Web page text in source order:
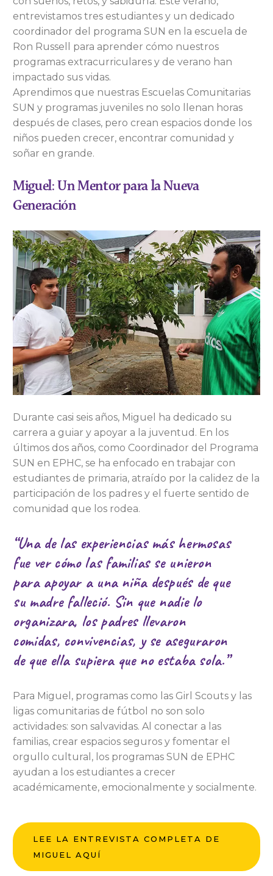
entrevistamos tres estudiantes y un dedicado
coordinador del programa SUN en la escuela de
Ron Russell para aprender cómo nuestros
programas extracurriculares y de verano han
impactado sus vidas.
Aprendimos que nuestras Escuelas Comunitarias
SUN y programas juveniles no solo llenan horas
después de clases, pero crean espacios donde los
niños pueden crecer, encontrar comunidad y
soñar en grande.
Miguel: Un Mentor para la Nueva
Generación
Durante casi seis años, Miguel ha dedicado su
carrera a guiar y apoyar a la juventud. En los
últimos dos años, como Coordinador del Programa
SUN en EPHC, se ha enfocado en trabajar con
estudiantes de primaria, atraído por la calidez de la
participación de los padres y el fuerte sentido de
comunidad que los rodea.
“Una de las experiencias más hermosas
fue ver cómo las familias se unieron
para apoyar a una niña después de que
su madre falleció. Sin que nadie lo
organizara, los padres llevaron
comidas, convivencias, y se aseguraron
de que ella supiera que no estaba sola.”
Para Miguel, programas como las Girl Scouts y las
ligas comunitarias de fútbol no son solo
actividades: son salvavidas. Al conectar a las
familias, crear espacios seguros y fomentar el
orgullo cultural, los programas SUN de EPHC
ayudan a los estudiantes a crecer
académicamente, emocionalmente y socialmente.
LEE LA ENTREVISTA COMPLETA DE
MIGUEL AQUÍ